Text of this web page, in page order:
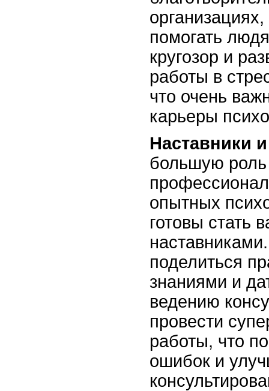
помогать
кругозор и
работы в
что очень
карьеры
Наставники
большую роль
опытных
готовы стать
поделиться
знаниями и
ведению
провести
работы, что
ошибок и